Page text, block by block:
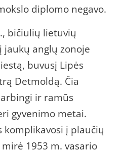
diplomo negavo.
bičiulių lietuvių
jaukų anglų zonoje
buvusį Lipės
Detmoldą. Čia
ir ramūs
gyvenimo metai.
komplikavosi į plaučių
1953 m. vasario